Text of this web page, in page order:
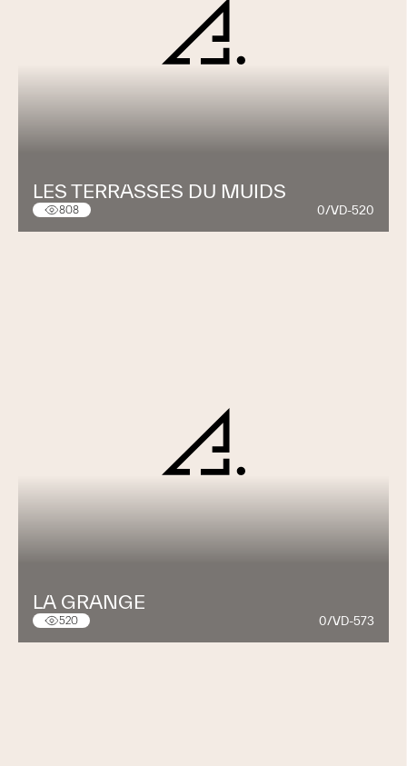
LES TERRASSES DU MUIDS
808 0/VD-520
LA GRANGE
520 0/VD-573